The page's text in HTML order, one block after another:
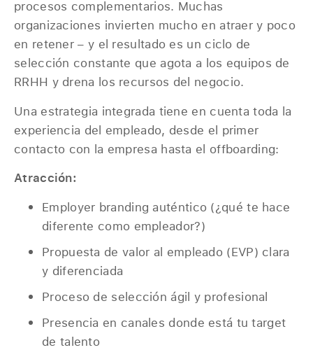
procesos complementarios. Muchas
organizaciones invierten mucho en atraer y poco
en retener – y el resultado es un ciclo de
selección constante que agota a los equipos de
RRHH y drena los recursos del negocio.
Una estrategia integrada tiene en cuenta toda la
experiencia del empleado, desde el primer
contacto con la empresa hasta el offboarding:
Atracción:
Employer branding auténtico (¿qué te hace
diferente como empleador?)
Propuesta de valor al empleado (EVP) clara
y diferenciada
Proceso de selección ágil y profesional
Presencia en canales donde está tu target
de talento